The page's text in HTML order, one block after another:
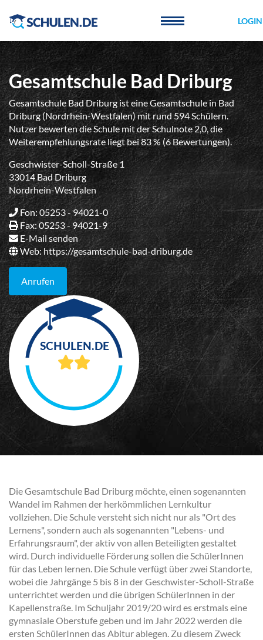
LOGIN
Gesamtschule Bad Driburg
Gesamtschule Bad Driburg ist eine Gesamtschule in Bad
Driburg (Nordrhein-Westfalen) mit rund 594 Schülern.
Nutzer bewerten die Schule mit der Schulnote 2,0, die
Weiterempfehlungsrate liegt bei 83 % (6 Bewertungen).
Geschwister-Scholl-Straße 1
33014 Bad Driburg
Nordrhein-Westfalen
Fon: 05253 - 94021-0
Fax: 05253 - 94021-9
E-Mail senden
Web: https://gesamtschule-bad-driburg.de
Anrufen
Die Gesamtschule Bad Driburg möchte, einen sogenannten
Wandel im Rahmen der herkömmlichen Lernkultur
vollziehen. Die Schule versteht sich nicht nur als "Ort des
Lernens", sondern auch als sogenannten "Lebens- und
Erfahrungsraum", der aktiv von allen Beteiligten gestaltet
wird. Durch individuelle Förderung sollen die SchülerInnen
für das Leben lernen. Die Schule verfügt über zwei Standorte,
wobei die Jahrgänge 5 bis 8 in der Geschwister-Scholl-Straße
unterrichtet werden und die übrigen SchülerInnen in der
Kapellenstraße. Im Schuljahr 2019/20 wird es erstmals eine
gymnasiale Oberstufe geben und im Jahr 2022 werden die
ersten SchülerInnen das Abitur ablegen. Zu diesem Zweck